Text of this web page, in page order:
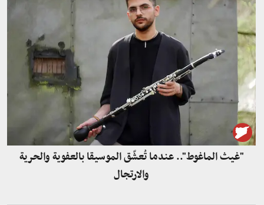
"غيث الماغوط".. عندما تُعشّق الموسيقا بالعفوية والحرية
والارتجال